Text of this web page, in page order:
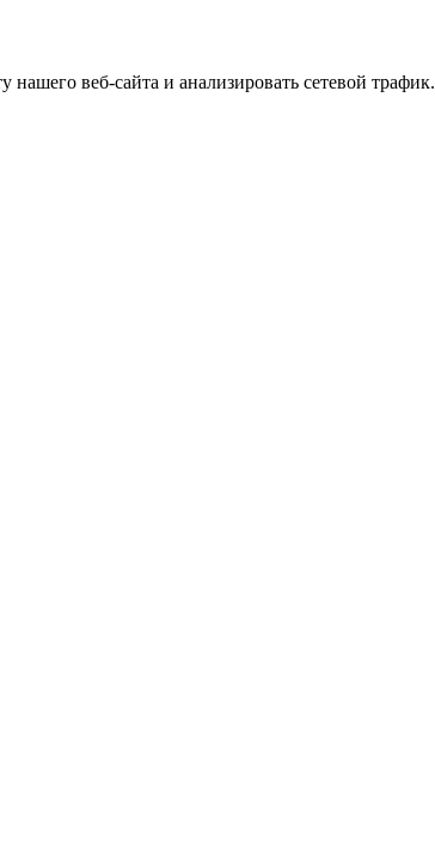
веб-сайта и анализировать сетевой трафик.